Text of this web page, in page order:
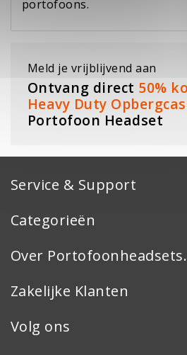
portofoons.
Meld je vrijblijvend aan
Ontvang direct 50%
Heavy Duty
Portofoon Headset
Service & Support
Categorieën
Over
Zakelijke Klanten
Volg ons